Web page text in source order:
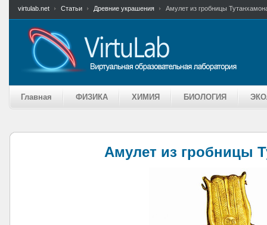
virtulab.net Статьи Древние украшения Амулет из гробницы
Главная ФИЗИКА ХИМИЯ БИОЛОГИЯ
Амулет из гробницы